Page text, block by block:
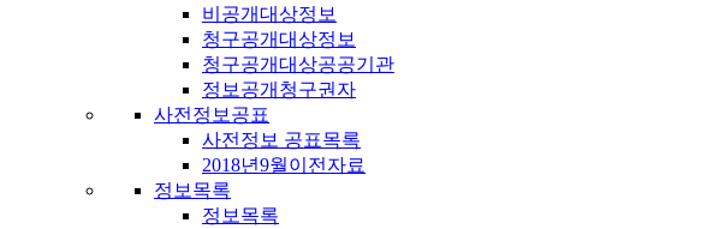
비공개대상정보
청구공개대상정보
청구공개대상공공기관
정보공개청구권자
사전정보공표
사전정보 공표목록
2018년9월이전자료
정보목록
정보목록